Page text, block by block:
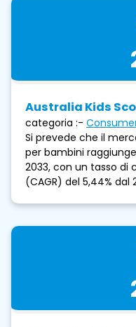
Australia Kids
categoria :-
Si prevede che il
per bambini
2033, con un tasso
(CAGR) del 5,44% dal